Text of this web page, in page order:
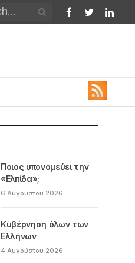
Facebook
Twitter
Ποιος υπονομεύει την
«Ελπίδα»;
6 Αυγούστου 2026
Κυβέρνηση όλων των
Ελλήνων
4 Αυγούστου 2026